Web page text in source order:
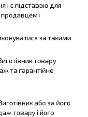
і є підставою для
продавцем і
за такими
товару
та гарантійне
або за його
товару і його